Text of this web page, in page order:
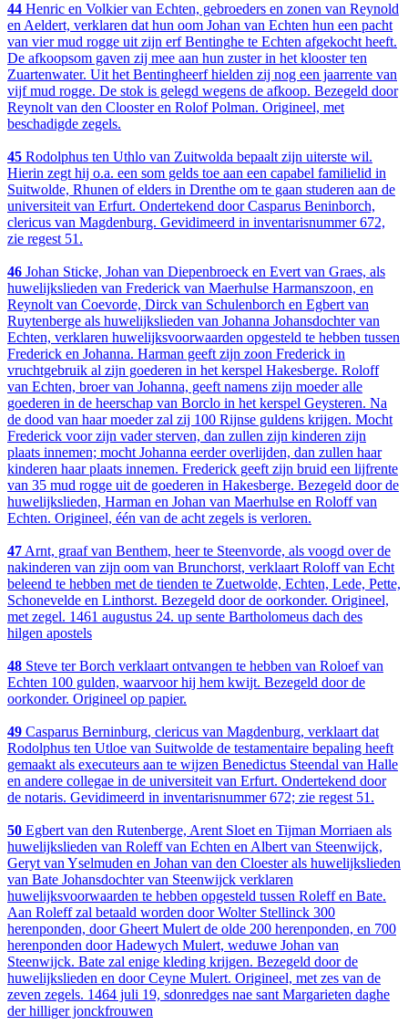
44 Henric en Volkier van Echten, gebroeders en zonen van Reynold
en Aeldert, verklaren dat hun oom Johan van Echten hun een pacht
van vier mud rogge uit zijn erf Bentinghe te Echten afgekocht heeft.
De afkoopsom gaven zij mee aan hun zuster in het klooster ten
Zuartenwater. Uit het Bentingheerf hielden zij nog een jaarrente van
vijf mud rogge. De stok is gelegd wegens de afkoop. Bezegeld door
Reynolt van den Clooster en Rolof Polman. Origineel, met
beschadigde zegels.
45 Rodolphus ten Uthlo van Zuitwolda bepaalt zijn uiterste wil.
Hierin zegt hij o.a. een som gelds toe aan een capabel familielid in
Suitwolde, Rhunen of elders in Drenthe om te gaan studeren aan de
universiteit van Erfurt. Ondertekend door Casparus Beninborch,
clericus van Magdenburg. Gevidimeerd in inventarisnummer 672,
zie regest 51.
46 Johan Sticke, Johan van Diepenbroeck en Evert van Graes, als
huwelijkslieden van Frederick van Maerhulse Harmanszoon, en
Reynolt van Coevorde, Dirck van Schulenborch en Egbert van
Ruytenberge als huwelijkslieden van Johanna Johansdochter van
Echten, verklaren huwelijksvoorwaarden opgesteld te hebben tussen
Frederick en Johanna. Harman geeft zijn zoon Frederick in
vruchtgebruik al zijn goederen in het kerspel Hakesberge. Roloff
van Echten, broer van Johanna, geeft namens zijn moeder alle
goederen in de heerschap van Borclo in het kerspel Geysteren. Na
de dood van haar moeder zal zij 100 Rijnse guldens krijgen. Mocht
Frederick voor zijn vader sterven, dan zullen zijn kinderen zijn
plaats innemen; mocht Johanna eerder overlijden, dan zullen haar
kinderen haar plaats innemen. Frederick geeft zijn bruid een lijfrente
van 35 mud rogge uit de goederen in Hakesberge. Bezegeld door de
huwelijkslieden, Harman en Johan van Maerhulse en Roloff van
Echten. Origineel, één van de acht zegels is verloren.
47Arnt, graaf van Benthem, heer te Steenvorde, als voogd over de
nakinderen van zijn oom van Brunchorst, verklaart Roloff van Echt
beleend te hebben met de tienden te Zuetwolde, Echten, Lede, Pette,
Schonevelde en Linthorst. Bezegeld door de oorkonder. Origineel,
met zegel. 1461 augustus 24. up sente Bartholomeus dach des
hilgen apostels
48 Steve ter Borch verklaart ontvangen te hebben van Roloef van
Echten 100 gulden, waarvoor hij hem kwijt. Bezegeld door de
oorkonder. Origineel op papier.
49 Casparus Berninburg, clericus van Magdenburg, verklaart dat
Rodolphus ten Utloe van Suitwolde de testamentaire bepaling heeft
gemaakt als executeurs aan te wijzen Benedictus Steendal van Halle
en andere collegae in de universiteit van Erfurt. Ondertekend door
de notaris. Gevidimeerd in inventarisnummer 672; zie regest 51.
50 Egbert van den Rutenberge, Arent Sloet en Tijman Morriaen als
huwelijkslieden van Roleff van Echten en Albert van Steenwijck,
Geryt van Yselmuden en Johan van den Cloester als huwelijkslieden
van Bate Johansdochter van Steenwijck verklaren
huwelijksvoorwaarden te hebben opgesteld tussen Roleff en Bate.
Aan Roleff zal betaald worden door Wolter Stellinck 300
herenponden, door Gheert Mulert de olde 200 herenponden, en 700
herenponden door Hadewych Mulert, weduwe Johan van
Steenwijck. Bate zal enige kleding krijgen. Bezegeld door de
huwelijkslieden en door Ceyne Mulert. Origineel, met zes van de
zeven zegels. 1464 juli 19, sdonredges nae sant Margarieten daghe
der hilliger jonckfrouwen